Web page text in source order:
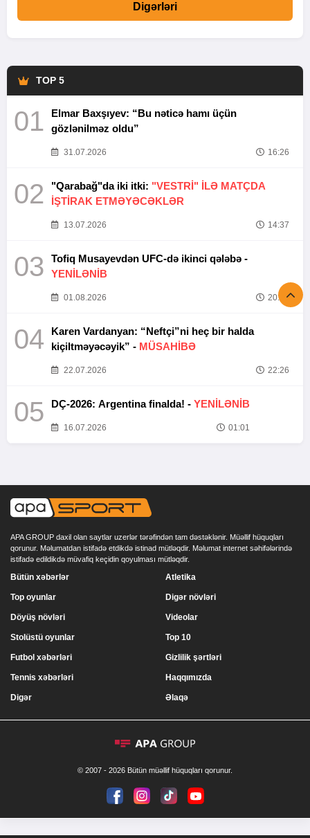
Digərləri
TOP 5
01
Elmar Baxşıyev: “Bu nəticə hamı üçün
gözlənilməz oldu”
31.07.2026 16:26
02 "Qarabağ"da iki itki: "VESTRİ" İLƏ MATÇDA
İŞTİRAK ETMƏYƏCƏKLƏR
13.07.2026 14:37
03
Tofiq Musayevdən UFC-də ikinci qələbə -
YENİLƏNİB
01.08.2026 20:52
04
Karen Vardanyan: “Neftçi”ni heç bir halda
kiçiltməyəcəyik” - MÜSAHİBƏ
22.07.2026 22:26
05 DÇ-2026: Argentina finalda! - YENİLƏNİB
16.07.2026 01:01
APA GROUP daxil olan saytlar uzerlər tərəfindən tam dəstəklənir. Müəllif hüquqları
qorunur. Məlumatdan istifadə etdikdə istinad mütləqdir. Məlumat internet səhifələrində
istifadə edildikdə müvafiq keçidin qoyulması mütləqdir.
Bütün xəbərlər
Top oyunlar
Döyüş növləri
Stolüstü oyunlar
Atletika
Digər növləri
Videolar
Top 10
Futbol xəbərləri
Tennis xəbərləri
Digər
Gizlilik şərtləri
Haqqımızda
Əlaqə
© 2007 - 2026 Bütün müəllif hüquqları qorunur.